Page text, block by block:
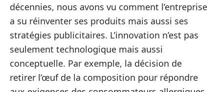
décennies, nous avons vu comment l’entreprise
a su réinventer ses produits mais aussi ses
stratégies publicitaires. L’innovation n’est pas
seulement technologique mais aussi
conceptuelle. Par exemple, la décision de
retirer l’œuf de la composition pour répondre